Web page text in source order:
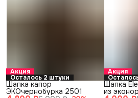
Акция
Осталось 2 штуки
Шапка капор
ЭКОчернобурка 2501
Акция
Шапка
из